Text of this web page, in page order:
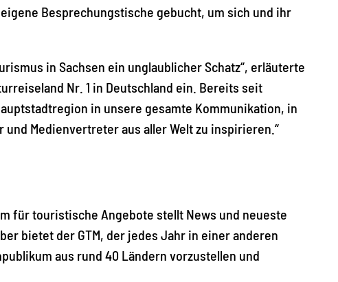
Besprechungstische gebucht, um sich und ihr
in Sachsen ein unglaublicher Schatz“, erläuterte
Nr. 1 in Deutschland ein. Bereits seit
in unsere gesamte Kommunikation, in
Medienvertreter aus aller Welt zu inspirieren.“
für touristische Angebote stellt News und neueste
bietet der GTM, der jedes Jahr in einer anderen
aus rund 40 Ländern vorzustellen und